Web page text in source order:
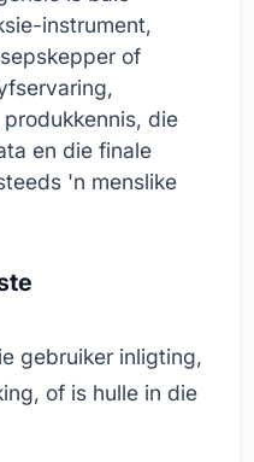
instrument,
of
die
en die finale
'n menslike
gebruiker inligting,
of is hulle in die